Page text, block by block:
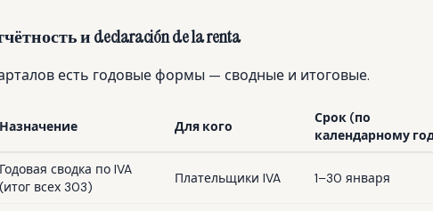
и declaración de la renta
есть годовые формы — сводные и итоговые.
Назначение Для кого
Срок (по
календарному
Годовая сводка по IVA
(итог всех 303)
Плательщики IVA 1–30 января